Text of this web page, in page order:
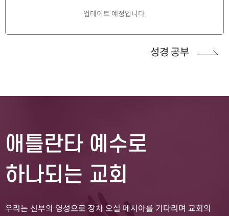
업데이트 예정입니다.
성경 공부
애틀란타 예수로
하나되는 교회
우리는 신부의 영성으로 장차 오실 메시아를 기다리며 교회의